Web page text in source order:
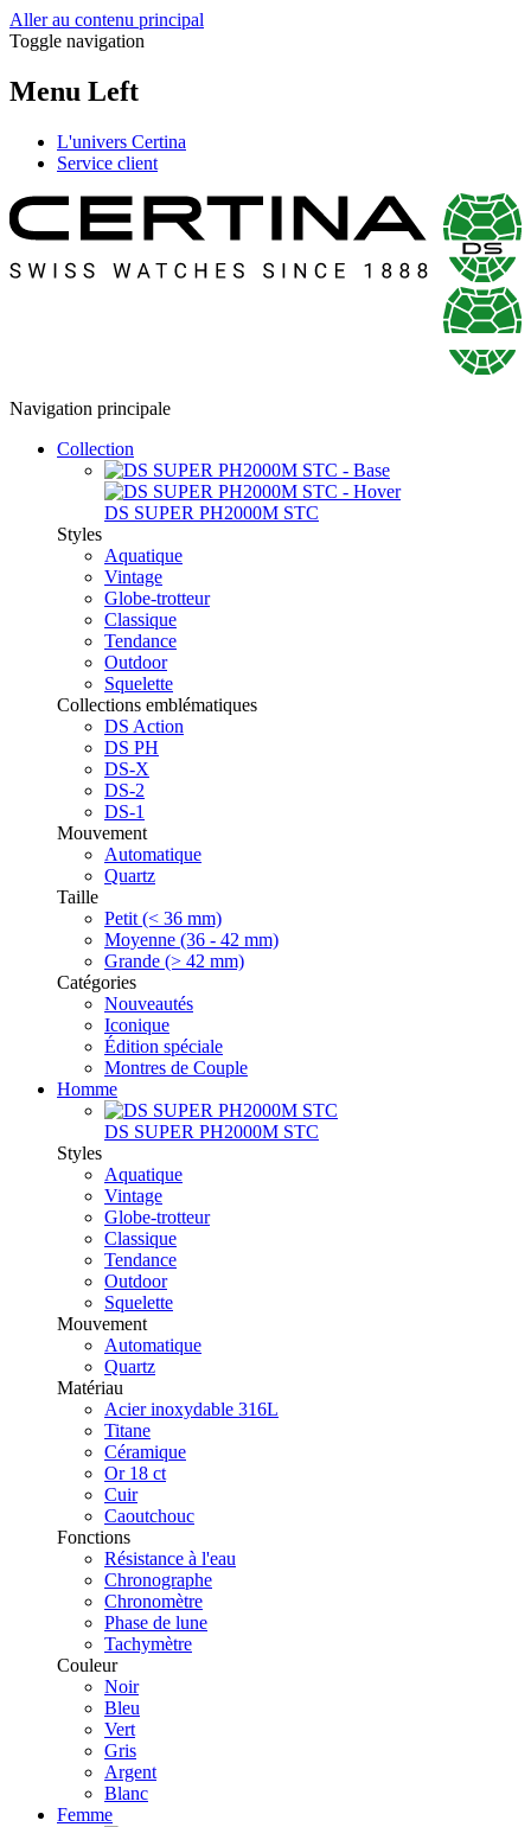
Aller au contenu principal
Toggle navigation
Menu Left
L'univers Certina
Service client
Navigation principale
Collection
DS SUPER PH2000M STC
Styles
Aquatique
Vintage
Globe-trotteur
Classique
Tendance
Outdoor
Squelette
Collections emblématiques
DS Action
DS PH
DS-X
DS-2
DS-1
Mouvement
Automatique
Quartz
Taille
Petit (< 36 mm)
Moyenne (36 - 42 mm)
Grande (> 42 mm)
Catégories
Nouveautés
Iconique
Édition spéciale
Montres de Couple
Homme
DS SUPER PH2000M STC
Styles
Aquatique
Vintage
Globe-trotteur
Classique
Tendance
Outdoor
Squelette
Mouvement
Automatique
Quartz
Matériau
Acier inoxydable 316L
Titane
Céramique
Or 18 ct
Cuir
Caoutchouc
Fonctions
Résistance à l'eau
Chronographe
Chronomètre
Phase de lune
Tachymètre
Couleur
Noir
Bleu
Vert
Gris
Argent
Blanc
Femme